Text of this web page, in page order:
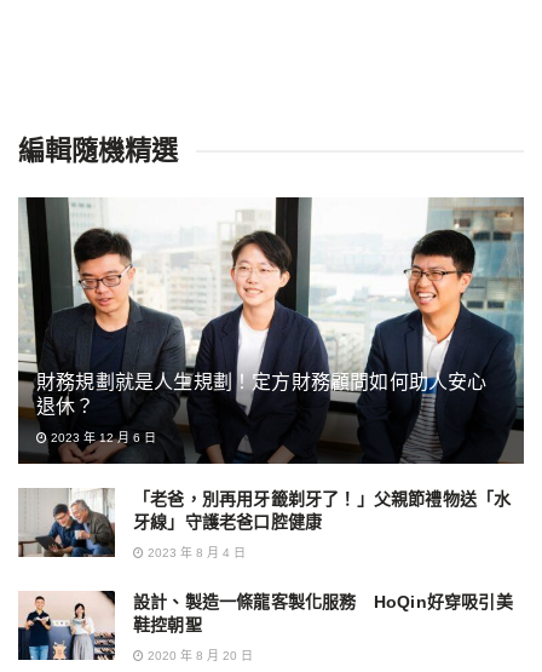
編輯隨機精選
財務規劃就是人生規劃！定方財務顧問如何助人安心
退休？
2023 年 12 月 6 日
「老爸，別再用牙籤剃牙了！」父親節禮物送「水
牙線」守護老爸口腔健康
2023 年 8 月 4 日
設計、製造一條龍客製化服務 HoQin好穿吸引美
鞋控朝聖
2020 年 8 月 20 日